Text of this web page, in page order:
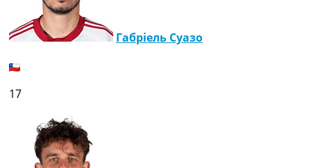
Таблиця Ліги Чемпіонів
Всі таблиці >>>
Рейтинги
Рейтинг країн УЄФА
Габріель Суазо
17